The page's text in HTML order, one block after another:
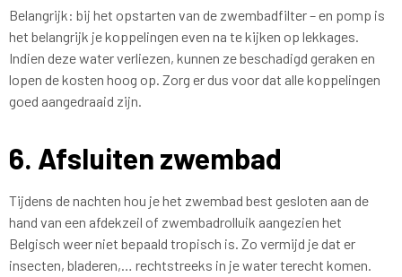
Belangrijk: bij het opstarten van de zwembadfilter – en pomp is
het belangrijk je koppelingen even na te kijken op lekkages.
Indien deze water verliezen, kunnen ze beschadigd geraken en
lopen de kosten hoog op. Zorg er dus voor dat alle koppelingen
goed aangedraaid zijn.
6. Afsluiten zwembad
Tijdens de nachten hou je het zwembad best gesloten aan de
hand van een afdekzeil of zwembadrolluik aangezien het
Belgisch weer niet bepaald tropisch is. Zo vermijd je dat er
insecten, bladeren,… rechtstreeks in je water terecht komen.